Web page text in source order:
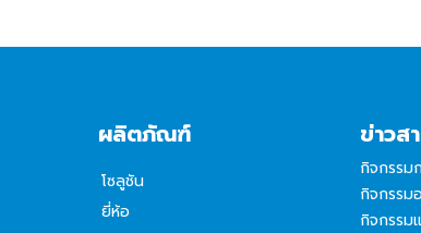
ผลิตภัณฑ์
โซลูชัน
ยี่ห้อ
ข่าวส
กิจกรรม
กิจกรรม
กิจกรรม